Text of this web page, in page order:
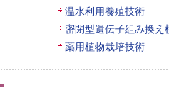
温水利用養殖技術
密閉型遺伝子組み換え
薬用植物栽培技術